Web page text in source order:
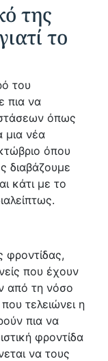
της
το
του
πια να
όπως
μια νέα
όπου
διαβάζουμε
κάτι με το
φροντίδας,
που έχουν
από τη νόσο
τελειώνει η
πια να
φροντίδα
να τους